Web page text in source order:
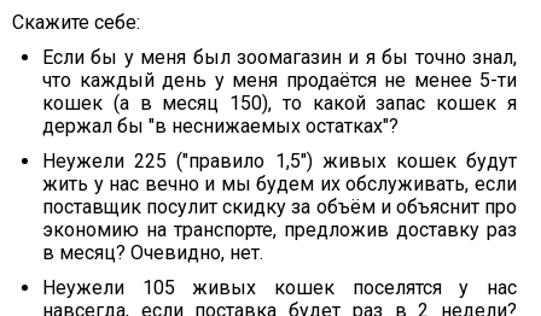
Скажите себе:
Если бы у меня был зоомагазин и я бы точно знал,
что каждый день у меня продаётся не менее 5-ти
кошек (а в месяц 150), то какой запас кошек я
держал бы "в неснижаемых остатках"?
Неужели 225 ("правило 1,5") живых кошек будут
жить у нас вечно и мы будем их обслуживать, если
поставщик посулит скидку за объём и объяснит про
экономию на транспорте, предложив доставку раз
в месяц? Очевидно, нет.
Неужели 105 живых кошек поселятся у нас
навсегда, если поставка будет раз в 2 недели?